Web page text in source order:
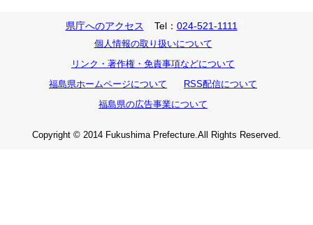
県庁へのアクセス Tel： 024-521-1111
個人情報の取り扱いについて
リンク・著作権・免責事項などについて
福島県ホームページについて
RSS配信について
福島県の広告事業について
Copyright © 2014 Fukushima Prefecture.All Rights Reserved.